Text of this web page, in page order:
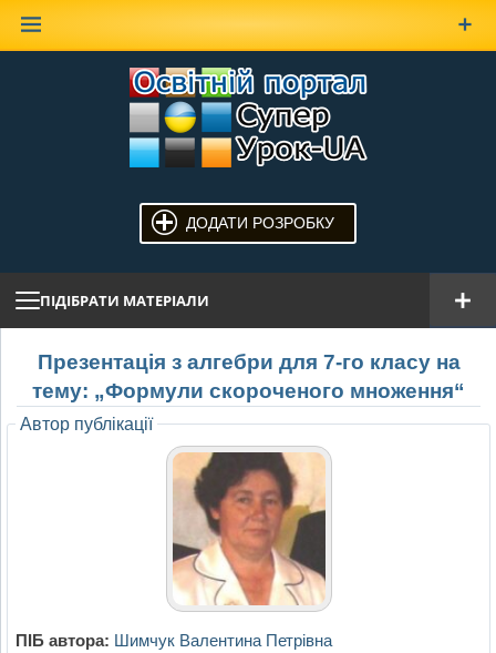
ДОДАТИ РОЗРОБКУ
ПІДІБРАТИ МАТЕРІАЛИ
Презентація з алгебри для 7-го класу на
тему: „Формули скороченого множення“
Автор публікації
ПІБ автора: Шимчук Валентина Петрівна